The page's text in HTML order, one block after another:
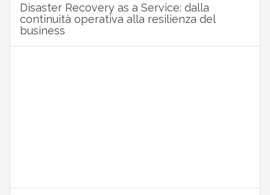
Disaster Recovery as a Service: dalla
continuità operativa alla resilienza del
business